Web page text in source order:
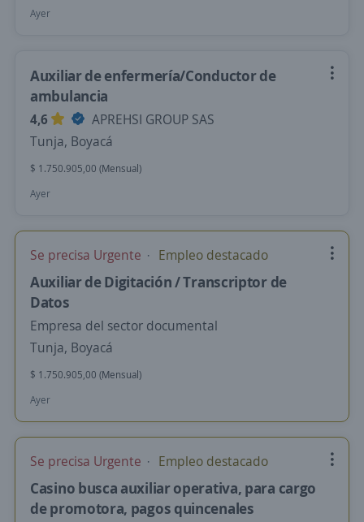
Ayer
Auxiliar de enfermería/Conductor de
ambulancia
4,6
APREHSI GROUP SAS
Tunja, Boyacá
$ 1.750.905,00 (Mensual)
Ayer
Se precisa Urgente Empleo destacado
Auxiliar de Digitación / Transcriptor de
Datos
Empresa del sector documental
Tunja, Boyacá
$ 1.750.905,00 (Mensual)
Ayer
Se precisa Urgente Empleo destacado
Casino busca auxiliar operativa, para cargo
de promotora, pagos quincenales